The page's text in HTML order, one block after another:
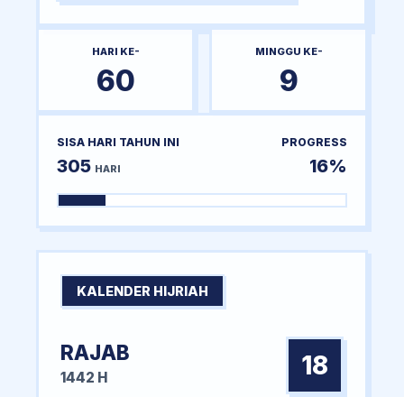
HARI KE-
60
MINGGU KE-
9
SISA HARI TAHUN INI
305 HARI
PROGRESS
16%
KALENDER HIJRIAH
RAJAB
1442 H 18